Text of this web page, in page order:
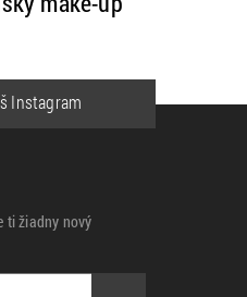
Instagram
ti žiadny nový